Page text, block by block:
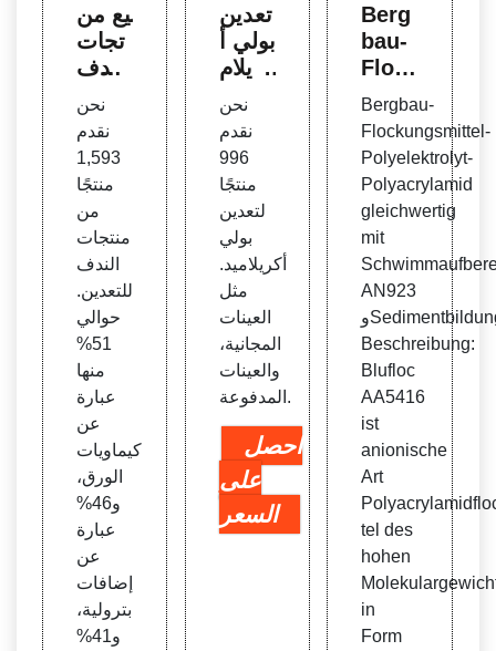
بيع من
تجات
الندف
ة ومو
ردي
منتجا
ت الن
دف
نحن
نقدم
1,593
منتجًا
من
منتجات
الندف
للتعدين.
حوالي
51%
منها
عبارة
عن
كيماويات
الورق،
و46%
عبارة
عن
إضافات
بترولية،
و41%
تعدين
بولي أ
كريلام
ردو تع
دين ب
ولي أ
كريلام
يد
نحن
نقدم
996
منتجًا
لتعدين
بولي
أكريلاميد.
مثل
العينات
المجانية،
والعينات
المدفوعة.
احصل
على
السعر
Berg
bau-
Floc
kung
smitt
el-Po
lyele
ktrol
yt-Po
lyacr
ylam
id
Bergbau-
Flockungsmittel-
Polyelektrolyt-
Polyacrylamid
gleichwertig
mit
AN923
وSedimentbildung
Beschreibung:
Blufloc
AA5416
ist
anionische
Art
tel des
hohen
in
Form